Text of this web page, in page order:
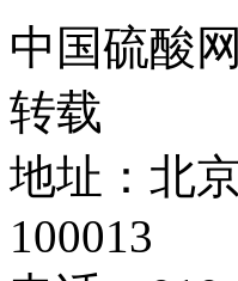
中国硫酸
转载
地址：北
100013